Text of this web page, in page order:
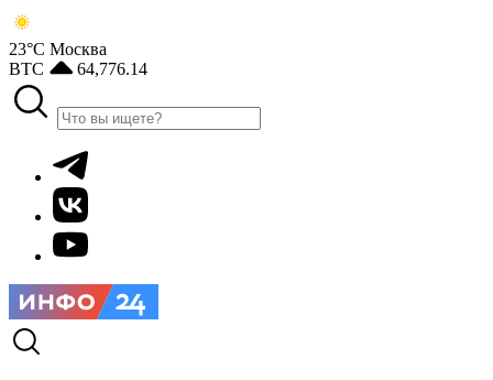
23°С Москва
BTC
64,776.14